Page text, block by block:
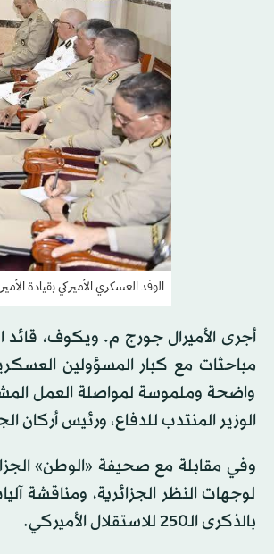
الوفد العسكري الأميركي بقيادة
أجرى الأميرال جورج م. ويكوف، قائد
مباحثات مع كبار المسؤولين
واضحة وملموسة لمواصلة العمل
الوزير المنتدب للدفاع، ورئيس
وفي مقابلة مع صحيفة «الوطن»
لوجهات النظر الجزائرية، ومناقشة
بالذكرى الـ250 للاستقلال الأميركي.